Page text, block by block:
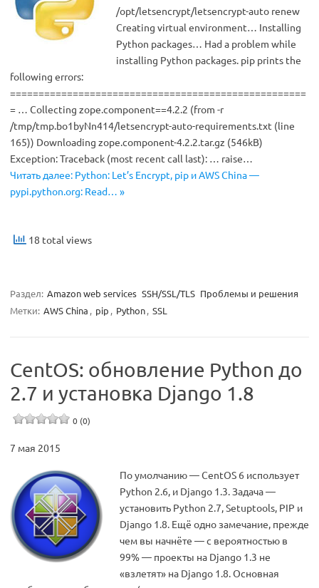
/opt/letsencrypt/letsencrypt-auto renew
Creating virtual environment… Installing
Python packages… Had a problem while
installing Python packages. pip prints the
following errors:
====================================================
= … Collecting zope.component==4.2.2 (from -r
/tmp/tmp.bo1byNn414/letsencrypt-auto-requirements.txt (line
165)) Downloading zope.component-4.2.2.tar.gz (546kB)
Exception: Traceback (most recent call last): … raise…
Читать далее: Python: Let’s Encrypt, pip и AWS China —
pypi.python.org: Read… »
18 total views
Раздел: Amazon web services SSH/SSL/TLS Проблемы и решения
Метки: AWS China , pip , Python, SSL
CentOS: обновление Python до
2.7 и установка Django 1.8
0 (0)
7 мая 2015
По умолчанию — CentOS 6 использует
Python 2.6, и Django 1.3. Задача —
установить Python 2.7, Setuptools, PIP и
Django 1.8. Ещё одно замечание, прежде
чем вы начнёте — с вероятностью в
99% — проекты на Django 1.3 не
«взлетят» на Django 1.8. Основная